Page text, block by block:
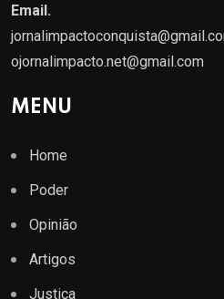
Email.
ojornalimpacto.net@gmail.com
MENU
Home
Poder
Opinião
Artigos
Justiça